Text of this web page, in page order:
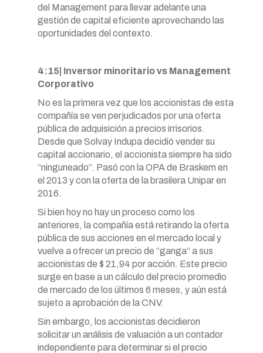
del Management para llevar adelante una
gestión de capital eficiente aprovechando las
oportunidades del contexto.
4:15| Inversor minoritario vs Management
Corporativo
No es la primera vez que los accionistas de esta
compañía se ven perjudicados por una oferta
pública de adquisición a precios irrisorios.
Desde que Solvay Indupa decidió vender su
capital accionario, el accionista siempre ha sido
“ninguneado”. Pasó con la OPA de Braskem en
el 2013 y con la oferta de la brasilera Unipar en
2016.
Si bien hoy no hay un proceso como los
anteriores, la compañía está retirando la oferta
pública de sus acciones en el mercado local y
vuelve a ofrecer un precio de “ganga” a sus
accionistas de $ 21,94 por acción. Este precio
surge en base a un cálculo del precio promedio
de mercado de los últimos 6 meses, y aún está
sujeto a aprobación de la CNV.
Sin embargo, los accionistas decidieron
solicitar un análisis de valuación a un contador
independiente para determinar si el precio